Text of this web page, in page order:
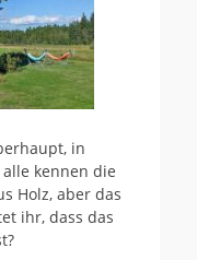
in
kennen die
Holz, aber das
ihr, dass das